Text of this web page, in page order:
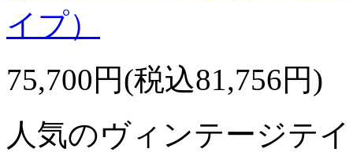
イプ）
75,700円(税込81,756円)
人気のヴィンテージテ